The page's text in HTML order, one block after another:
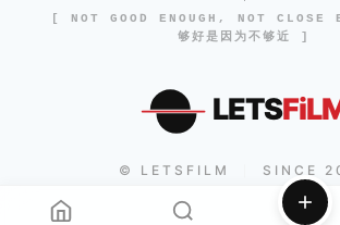
[ NOT GOOD ENOUGH, NOT CLOSE
够好是因为不够近 ]
LETS
© LETSFILM SINCE